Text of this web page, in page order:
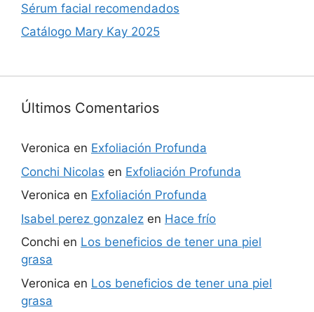
Sérum facial recomendados
Catálogo Mary Kay 2025
Últimos Comentarios
Veronica en Exfoliación Profunda
Conchi Nicolas en Exfoliación Profunda
Veronica en Exfoliación Profunda
Isabel perez gonzalez en Hace frío
Conchi en Los beneficios de tener una piel
grasa
Veronica en Los beneficios de tener una piel
grasa